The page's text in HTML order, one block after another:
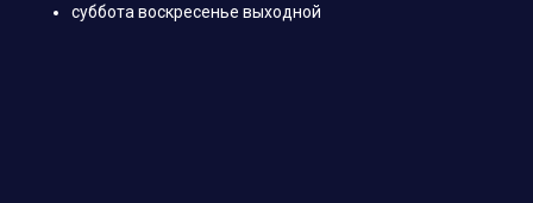
суббота воскресенье выходной